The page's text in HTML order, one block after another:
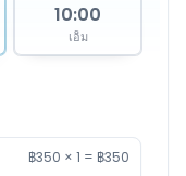
10:00
เอ็ม
฿350 × 1 = ฿350